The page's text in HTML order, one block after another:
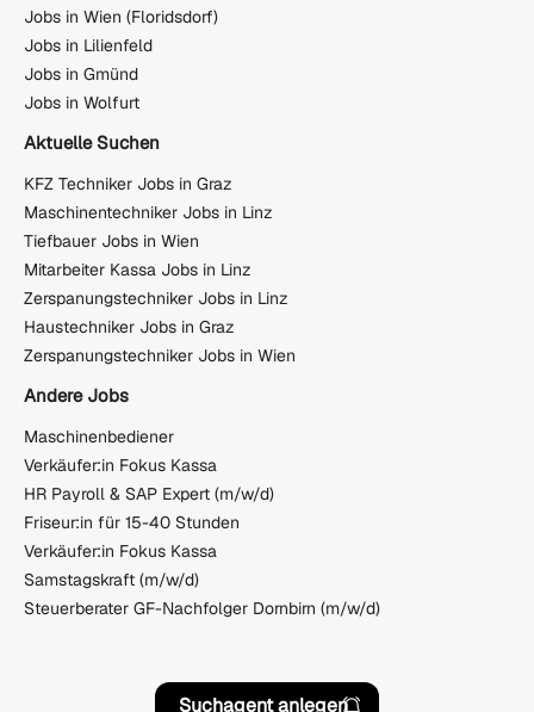
Jobs in Wien (Floridsdorf)
Jobs in Lilienfeld
Jobs in Gmünd
Jobs in Wolfurt
Aktuelle Suchen
KFZ Techniker Jobs in Graz
Maschinentechniker Jobs in Linz
Tiefbauer Jobs in Wien
Mitarbeiter Kassa Jobs in Linz
Zerspanungstechniker Jobs in Linz
Haustechniker Jobs in Graz
Zerspanungstechniker Jobs in Wien
Andere Jobs
Maschinenbediener
Verkäufer:in Fokus Kassa
HR Payroll & SAP Expert (m/w/d)
Friseur:in für 15-40 Stunden
Verkäufer:in Fokus Kassa
Samstagskraft (m/w/d)
Steuerberater GF-Nachfolger Dornbirn (m/w/d)
Suchagent anlegen